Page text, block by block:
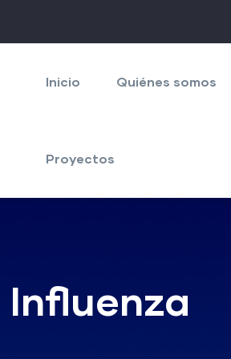
principal
Inicio Quiénes somos
Proyectos